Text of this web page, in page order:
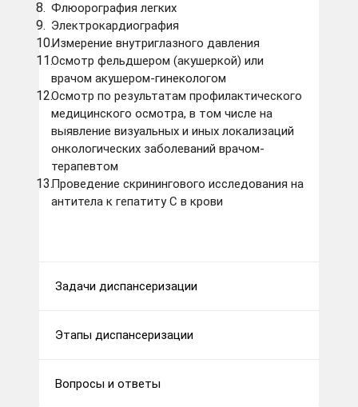
Флюорография легких
Электрокардиография
Измерение внутриглазного давления
Осмотр фельдшером (акушеркой) или
врачом акушером-гинекологом
Осмотр по результатам профилактического
медицинского осмотра, в том числе на
выявление визуальных и иных локализаций
онкологических заболеваний врачом-
терапевтом
Проведение скринингового исследования на
антитела к гепатиту С в крови
Задачи диспансеризации
Этапы диспансеризации
Вопросы и ответы